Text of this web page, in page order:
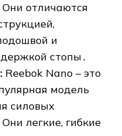
Они отличаются
и
стопы․
Reebok Nano – это
модель
силовых
легкие, гибкие